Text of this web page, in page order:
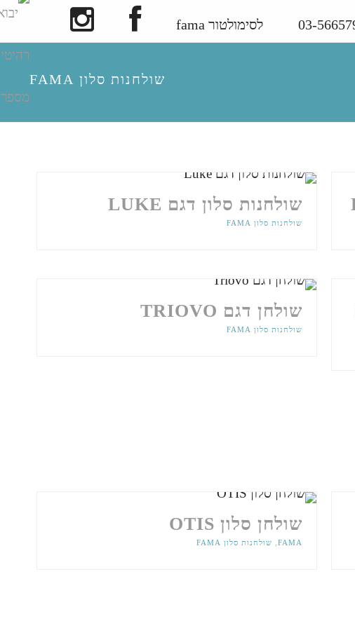
לסימולטור fama
שולחנות סלון FAMA
שולחנות סלון דגם LUKE
שולחנות סלון FAMA
שולחן דגם TRIOVO
שולחנות סלון FAMA
שולחן סלון OTIS
FAMA שולחנות סלון FAMA